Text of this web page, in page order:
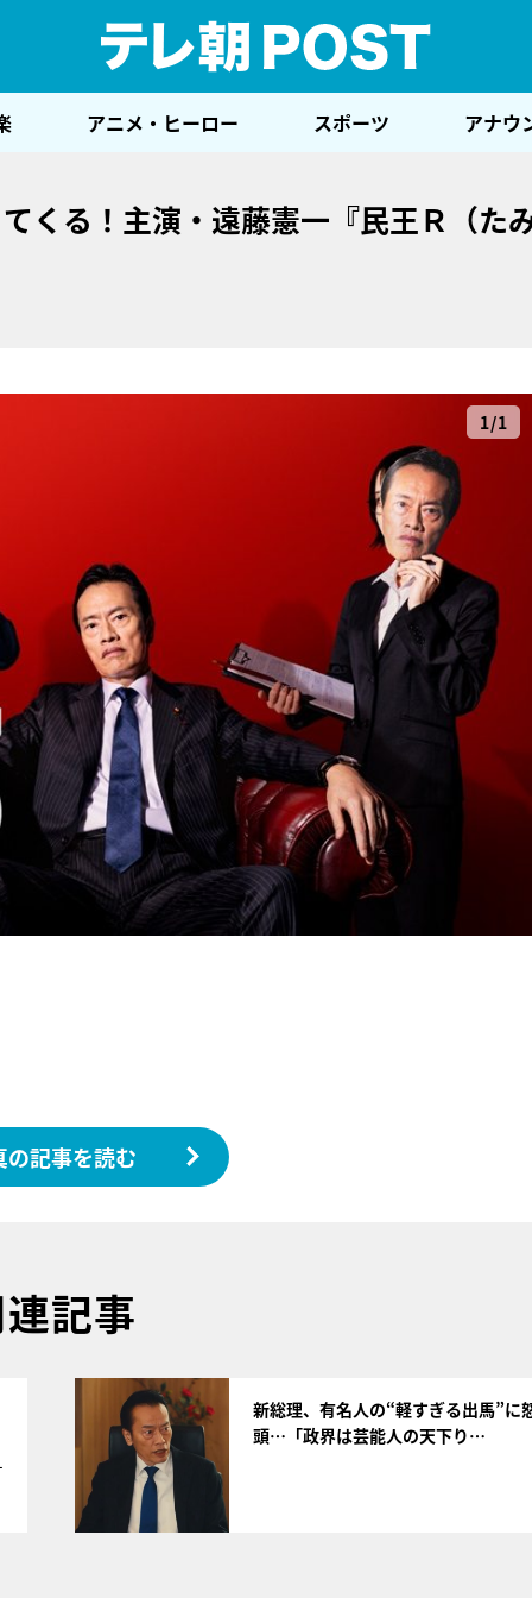
アニメ・ヒーロー スポーツ アナウ
くる！主演・遠藤憲一『民王Ｒ（た
1/1
の記事を読む
記事
新総理、有名人の“軽すぎる出馬”に
頭…「政界は芸能人の天下り…
『アイ＝ラブ！げーみん
E齋藤樹愛羅＆佐々木舞
ビュー